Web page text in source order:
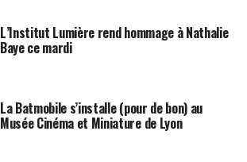
L’Institut Lumière rend hommage à Nathalie
Baye ce mardi
La Batmobile s’installe (pour de bon) au
Musée Cinéma et Miniature de Lyon